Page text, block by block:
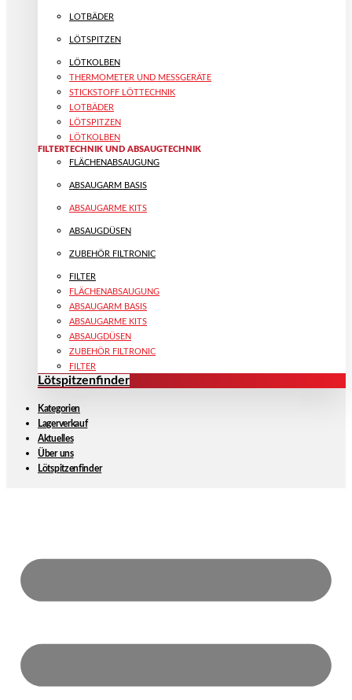
LOTBÄDER
LÖTSPITZEN
LÖTKOLBEN
THERMOMETER UND MESSGERÄTE
STICKSTOFF LÖTTECHNIK
LOTBÄDER
LÖTSPITZEN
LÖTKOLBEN
FILTERTECHNIK UND ABSAUGTECHNIK
FLÄCHENABSAUGUNG
ABSAUGARM BASIS
ABSAUGARME KITS
ABSAUGDÜSEN
ZUBEHÖR FILTRONIC
FILTER
FLÄCHENABSAUGUNG
ABSAUGARM BASIS
ABSAUGARME KITS
ABSAUGDÜSEN
ZUBEHÖR FILTRONIC
FILTER
Lötspitzenfinder
Kategorien
Lagerverkauf
Aktuelles
Über uns
Lötspitzenfinder